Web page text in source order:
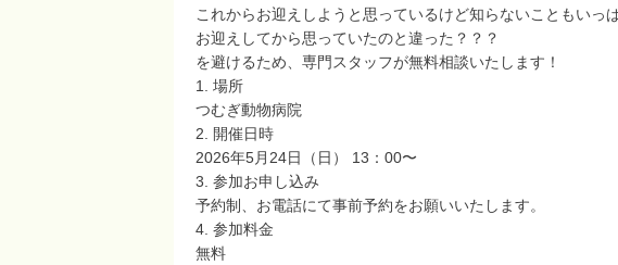
これからお迎えしようと思っているけど知らないこともいっ
お迎えしてから思っていたのと違った？？？
を避けるため、専門スタッフが無料相談いたします！
1. 場所
つむぎ動物病院
2. 開催日時
2026年5月24日（日） 13：00〜
3. 参加お申し込み
予約制、お電話にて事前予約をお願いいたします。
4. 参加料金
無料